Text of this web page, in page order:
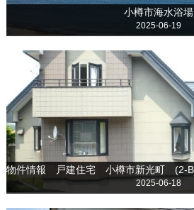
小樽市海水浴場
2025-06-19
2025-06-18